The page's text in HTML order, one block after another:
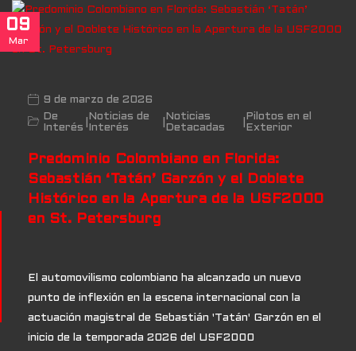
09
Mar
9 de marzo de 2026
De
Interés
Noticias de
Interés
Noticias
Detacadas
Pilotos en el
Exterior
Predominio Colombiano en Florida:
Sebastián ‘Tatán’ Garzón y el Doblete
Histórico en la Apertura de la USF2000
en St. Petersburg
El automovilismo colombiano ha alcanzado un nuevo
punto de inflexión en la escena internacional con la
actuación magistral de Sebastián 'Tatán' Garzón en el
inicio de la temporada 2026 del USF2000